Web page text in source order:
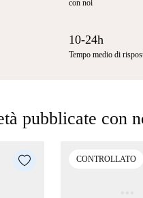
con noi
10-24h
Tempo medio di
pubblicate con
CONTROLLATO